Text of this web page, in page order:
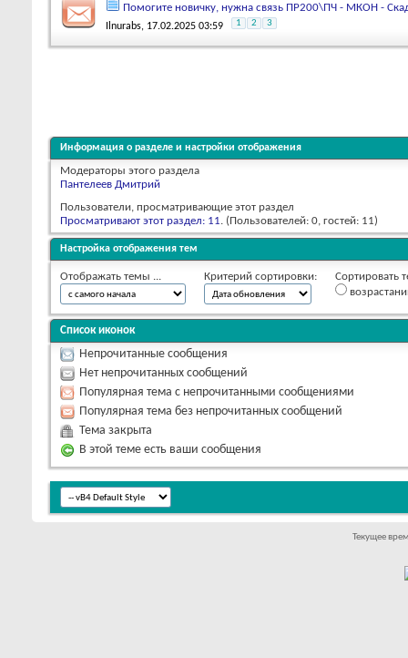
Помогите новичку, нужна связь ПР200\ПЧ - МКОН -
Ilnurabs, 17.02.2025 03:59 1 2 3
Информация о разделе и настройки отображения
Модераторы этого раздела
Пантелеев Дмитрий
Пользователи, просматривающие этот раздел
Просматривают этот раздел: 11. (Пользователей: 0, гостей: 11)
Настройка отображения тем
Отображать темы ... Критерий сортировки:
Сортировать
Список иконок
Непрочитанные сообщения
Нет непрочитанных сообщений
Популярная тема с непрочитанными сообщениями
Популярная тема без непрочитанных сообщений
Тема закрыта
В этой теме есть ваши сообщения
Текущее